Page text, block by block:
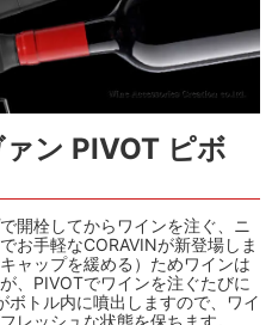
ン PIVOT ピボ
開栓してからワインを注ぐ、ニ
お手軽なCORAVINが新登場しま
ャップを緩める）ためワインは
、PIVOTでワインを注ぐたびに
トル内に噴出しますので、ワイ
レッシュな状態を保ちます。